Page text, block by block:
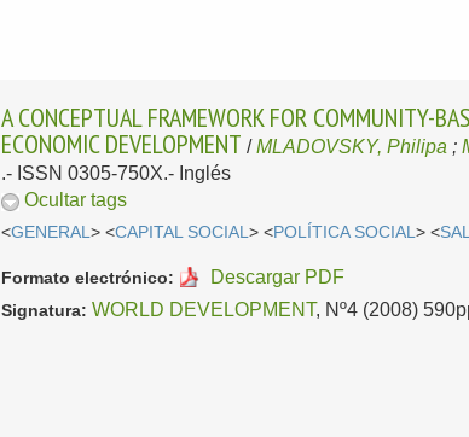
A CONCEPTUAL FRAMEWORK FOR COMMUNITY-
ECONOMIC DEVELOPMENT /MLADOVSKY, Philipa ;
.- ISSN 0305-750X.- Inglés
Ocultar tags
<GENERAL> <CAPITAL SOCIAL> <POLÍTICA SOCIAL> <
Formato electrónico: Descargar PDF
Signatura: WORLD DEVELOPMENT, Nº4 (2008)